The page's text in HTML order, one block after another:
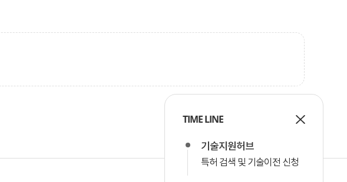
TIME LINE
기술지원허브
특허 검색 및 기술이전 신청